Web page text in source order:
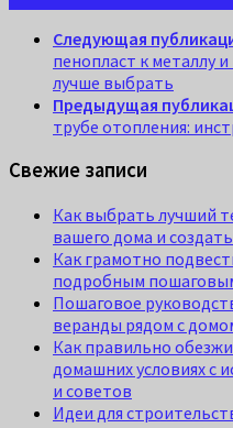
Следующая
пенопласт к металлу
лучше выбрать
Предыдущая
трубе отопления:
Свежие записи
Как выбрать лучший
вашего дома и
Как грамотно
подробным
Пошаговое
веранды рядом с
Как правильно
домашних условиях с
и советов
Идеи для